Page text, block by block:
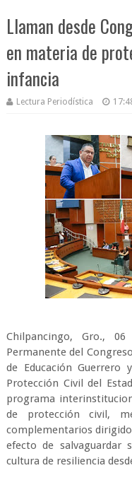
Llaman desde
en materia de
infancia
Lectura Periodística
Chilpancingo, Gro.,
Permanente del
de Educación
Protección Civil del
programa
de protección civil,
complementarios
efecto de salvaguardar
cultura de resiliencia